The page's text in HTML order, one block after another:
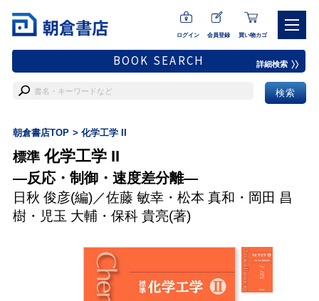
ログイン 会員登録 買い物カゴ
BOOK SEARCH 詳細検索
朝倉書店TOP 化学工学 II
標準化学工学 II
―反応・制御・速度差分離―
日秋 俊彦(編)／佐藤 敏幸・ 松本 真和 ・ 岡田 昌
樹・ 児玉 大輔 ・ 保科 貴亮(著)